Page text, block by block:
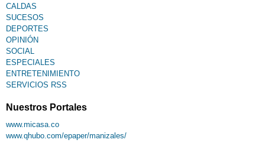
CALDAS
SUCESOS
DEPORTES
OPINIÓN
SOCIAL
ESPECIALES
ENTRETENIMIENTO
SERVICIOS RSS
Nuestros Portales
www.micasa.co
www.qhubo.com/epaper/manizales/